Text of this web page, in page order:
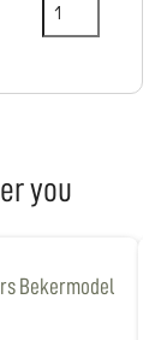
you
Bekermodel